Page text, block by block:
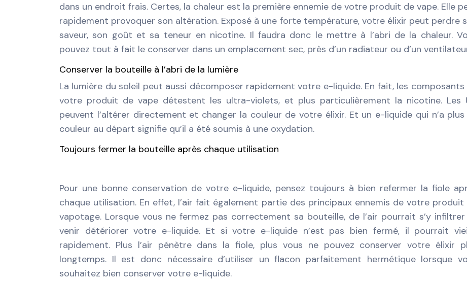
dans un endroit frais. Certes, la chaleur est la première ennemie de votre produit de vape. Elle
rapidement provoquer son altération. Exposé à une forte température, votre élixir peut perdre
saveur, son goût et sa teneur en nicotine. Il faudra donc le mettre à l’abri de la chaleur.
pouvez tout à fait le conserver dans un emplacement sec, près d’un radiateur ou d’un
Conserver la bouteille à l’abri de la lumière
La lumière du soleil peut aussi décomposer rapidement votre e-liquide. En fait, les composants
votre produit de vape détestent les ultra-violets, et plus particulièrement la nicotine. Les
peuvent l’altérer directement et changer la couleur de votre élixir. Et un e-liquide qui n’a plus
couleur au départ signifie qu’il a été soumis à une oxydation.
Toujours fermer la bouteille après chaque utilisation
Pour une bonne conservation de votre e-liquide, pensez toujours à bien refermer la fiole
chaque utilisation. En effet, l’air fait également partie des principaux ennemis de votre produit
vapotage. Lorsque vous ne fermez pas correctement sa bouteille, de l’air pourrait s’y
venir détériorer votre e-liquide. Et si votre e-liquide n’est pas bien fermé, il pourrait
rapidement. Plus l’air pénètre dans la fiole, plus vous ne pouvez conserver votre élixir
longtemps. Il est donc nécessaire d’utiliser un flacon parfaitement hermétique lorsque
souhaitez bien conserver votre e-liquide.